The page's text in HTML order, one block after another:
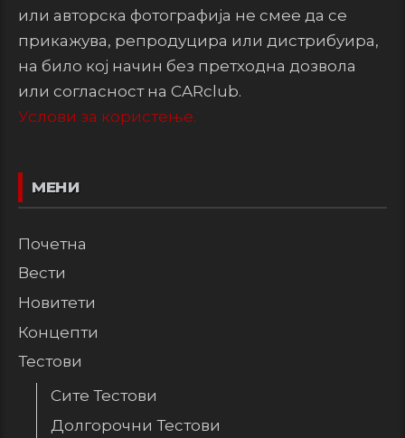
или авторска фотографија не смее да се
прикажува, репродуцира или дистрибуира,
на било кој начин без претходна дозвола
или согласност на CARclub.
Услови за користење.
МЕНИ
Почетна
Вести
Новитети
Концепти
Тестови
Сите Тестови
Долгорочни Тестови